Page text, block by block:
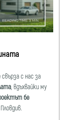
с нас за
, вдъхвайки му
бе